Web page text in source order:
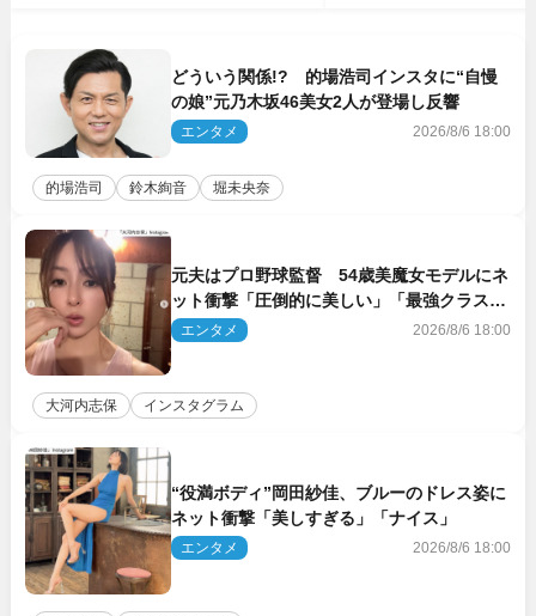
どういう関係!? 的場浩司インスタに“自慢
の娘”元乃木坂46美女2人が登場し反響
エンタメ 2026/8/6 18:00
的場浩司 鈴木絢音 堀未央奈
元夫はプロ野球監督 54歳美魔女モデルにネ
ット衝撃「圧倒的に美しい」「最強クラス」
「うっとり」
エンタメ 2026/8/6 18:00
大河内志保 インスタグラム
“役満ボディ”岡田紗佳、ブルーのドレス姿に
ネット衝撃「美しすぎる」「ナイス」
エンタメ 2026/8/6 18:00